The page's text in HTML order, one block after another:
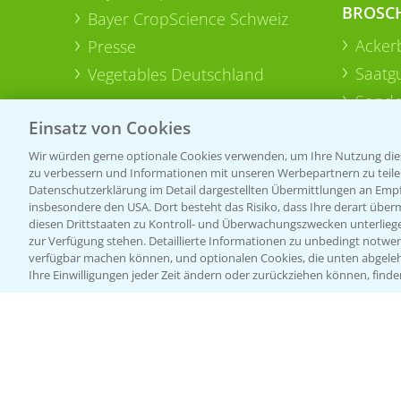
Bayer CropScience Schweiz
Presse
Vegetables Deutschland
Einsatz von Cookies
Wir würden gerne optionale Cookies verwenden, um Ihre Nutzung
zu verbessern und Informationen mit unseren Werbepartnern zu
Datenschutzerklärung im Detail dargestellten Übermittlungen an
insbesondere den USA. Dort besteht das Risiko, dass Ihre derart
diesen Drittstaaten zu Kontroll- und Überwachungszwecken
zur Verfügung stehen. Detaillierte Informationen zu unbedingt
verfügbar machen können, und optionalen Cookies, die unten
Ihre Einwilligungen jeder Zeit ändern oder zurückziehen können,